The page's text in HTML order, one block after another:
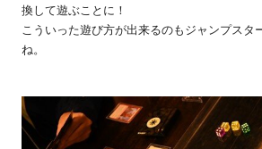
換して遊ぶことに！
こういった遊び方が出来るのもジャンプスタ
ね。